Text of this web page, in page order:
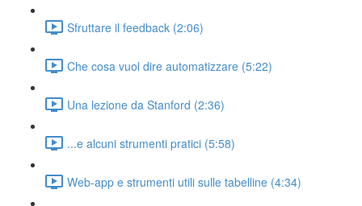
Sfruttare il feedback (2:06)
Che cosa vuol dire automatizzare (5:22)
Una lezione da Stanford (2:36)
...e alcuni strumenti pratici (5:58)
Web-app e strumenti utili sulle tabelline (4:34)